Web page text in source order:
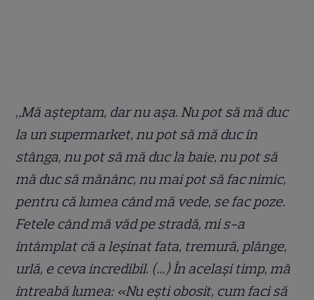
„Mă așteptam, dar nu așa. Nu pot să mă duc
la un supermarket, nu pot să mă duc în
stânga, nu pot să mă duc la baie, nu pot să
mă duc să mănânc, nu mai pot să fac nimic,
pentru că lumea când mă vede, se fac poze.
Fetele când mă văd pe stradă, mi s-a
întâmplat că a leșinat fata, tremură, plânge,
urlă, e ceva incredibil. (…) În același timp, mă
întreabă lumea: «Nu ești obosit, cum faci să